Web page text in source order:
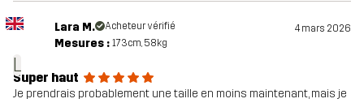
L
Lara M. Acheteur vérifié 4 mars 2026
Mesures : 173cm, 58kg
Super haut
Je prendrais probablement une taille en moins maintenant, mais je